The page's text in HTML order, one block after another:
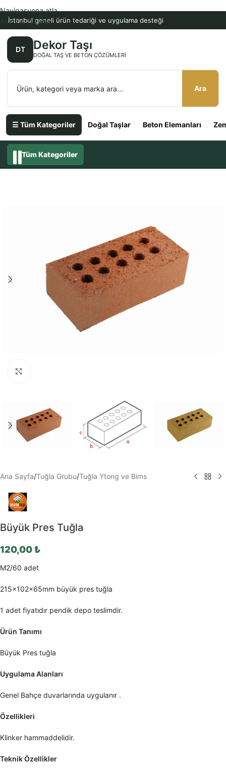
İstanbul geneli ürün tedariği ve uygulama desteği
DT Dekor Taşı
DOĞAL TAŞ VE BETON ÇÖZÜMLERI
Ara
☰ Tüm Kategoriler Doğal Taşlar Beton Elemanları
Navigasyona atla
Ana içeriğe atla
Tüm Kategoriler
Ana Sayfa/Tuğla Grubu/Tuğla Ytong ve Bims
Büyük Pres Tuğla
120,00 ₺
M2/60 adet
215x102x65mm büyük pres tuğla
1 adet fiyatıdır pendik depo teslimdir.
Ürün Tanımı
Büyük Pres tuğla
Uygulama Alanları
Genel Bahçe duvarlarında uygulanır .
Özellikleri
Klinker hammaddelidir.
Teknik Özellikler